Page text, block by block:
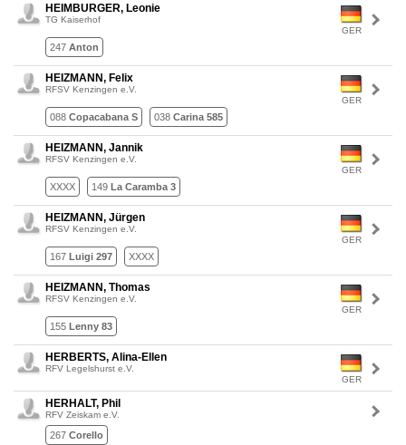
GER
HEIMBURGER, Leonie
TG Kaiserhof
247 Anton
GER
HEIZMANN, Felix
RFSV Kenzingen e.V.
088 Copacabana S 038 Carina 585
GER
HEIZMANN, Jannik
RFSV Kenzingen e.V.
XXXX 149 La Caramba 3
GER
HEIZMANN, Jürgen
RFSV Kenzingen e.V.
167 Luigi 297 XXXX
GER
HEIZMANN, Thomas
RFSV Kenzingen e.V.
155 Lenny 83
GER
HERBERTS, Alina-Ellen
RFV Legelshurst e.V.
HERHALT, Phil
RFV Zeiskam e.V.
267 Corello